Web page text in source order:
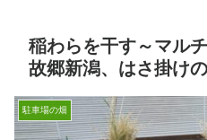
稲わらを干す～マル
故郷新潟、はさ掛け
駐車場の畑